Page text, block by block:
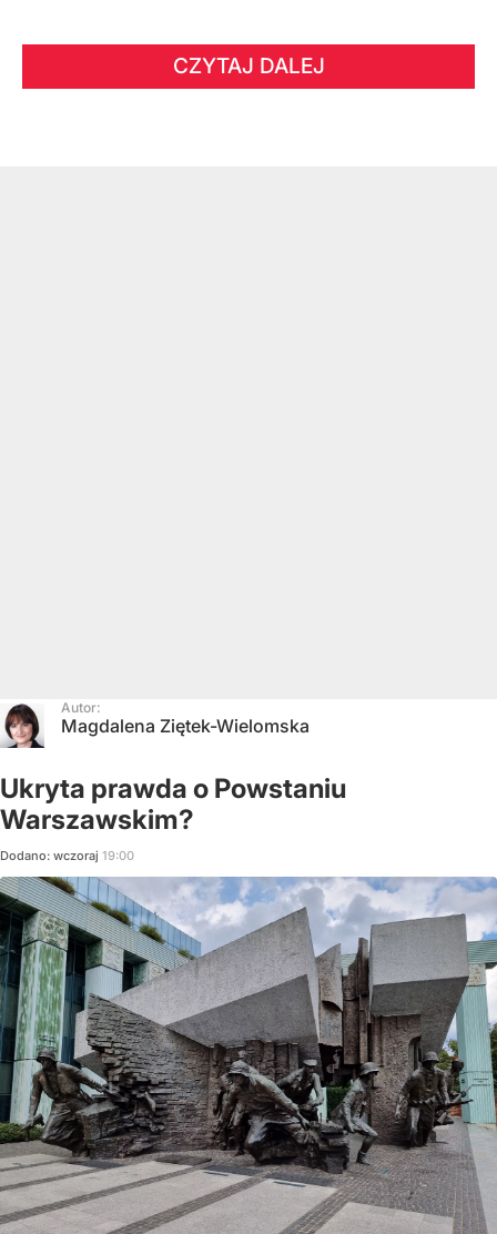
CZYTAJ DALEJ
Autor:
Magdalena Ziętek-Wielomska
Ukryta prawda o Powstaniu
Warszawskim?
Dodano: wczoraj 19:00